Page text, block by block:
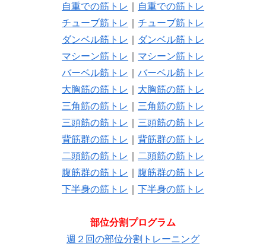
自重での筋トレ
自重での筋トレ
チューブ筋トレ
チューブ筋トレ
ダンベル筋トレ
ダンベル筋トレ
マシーン筋トレ
マシーン筋トレ
バーベル筋トレ
バーベル筋トレ
大胸筋の筋トレ
大胸筋の筋トレ
三角筋の筋トレ
三角筋の筋トレ
三頭筋の筋トレ
三頭筋の筋トレ
背筋群の筋トレ
背筋群の筋トレ
二頭筋の筋トレ
二頭筋の筋トレ
腹筋群の筋トレ
腹筋群の筋トレ
下半身の筋トレ
下半身の筋トレ
部位分割プログラム
週２回の部位分割トレーニング